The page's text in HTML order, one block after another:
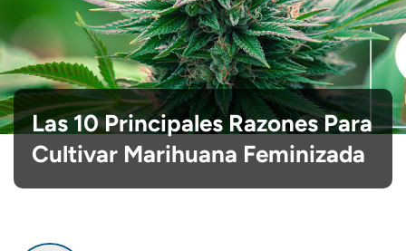
Las 10 Principales Razones Para
Cultivar Marihuana Feminizada